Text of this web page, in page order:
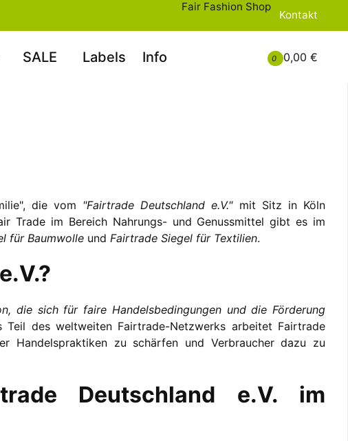
Kontakt
Fair Fashion Shop
0 0,00 €
SALE Labels Info
die vom "Fairtrade Deutschland e.V."mit Sitz in Köln
Trade im Bereich Nahrungs- und Genussmittel gibt es im
für Baumwolleund Fairtrade Siegel für Textilien.
die sich für faire Handelsbedingungen und die Förderung
Teil des weltweiten Fairtrade-Netzwerks arbeitet Fairtrade
Handelspraktiken zu schärfen und Verbraucher dazu zu
Deutschland e.V. im